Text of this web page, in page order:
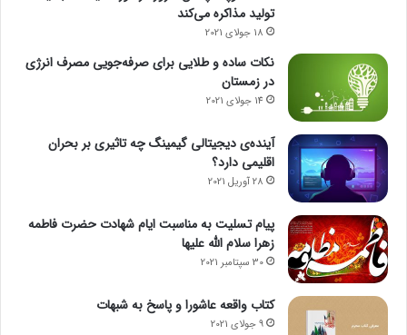
د
ش
د
تولید مذاکره می‌کند
18 جولای 2021
نکات ساده و طلایی برای صرفه‌جویی مصرف انرژی
در زمستان
14 جولای 2021
آینده‌ی دیجیتالی گیمینگ چه تاثیری بر بحران
اقلیمی دارد؟
28 آوریل 2021
پیام تسلیت به مناسبت ایام شهادت حضرت فاطمه
زهرا سلام الله علیها
30 سپتامبر 2021
کتاب واقعه عاشورا و پاسخ به شبهات
9 جولای 2021